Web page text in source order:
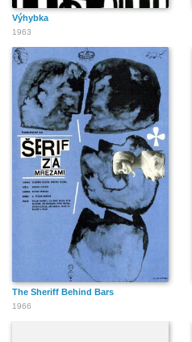
Výhybka
1963
The Sheriff Behind Bars
1966